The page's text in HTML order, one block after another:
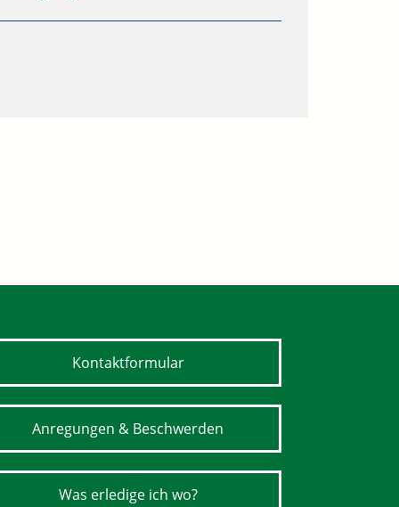
Kontaktformular
Anregungen & Beschwerden
Was erledige ich wo?